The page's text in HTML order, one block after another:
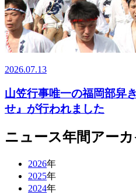
2026.07.13
山笠行事唯一の福岡部舁
せ』が行われました
ニュース年間アー
2026年
2025年
2024年